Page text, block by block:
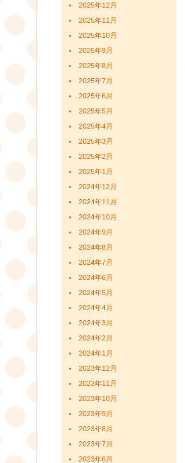
2025年12月
2025年11月
2025年10月
2025年9月
2025年8月
2025年7月
2025年6月
2025年5月
2025年4月
2025年3月
2025年2月
2025年1月
2024年12月
2024年11月
2024年10月
2024年9月
2024年8月
2024年7月
2024年6月
2024年5月
2024年4月
2024年3月
2024年2月
2024年1月
2023年12月
2023年11月
2023年10月
2023年9月
2023年8月
2023年7月
2023年6月